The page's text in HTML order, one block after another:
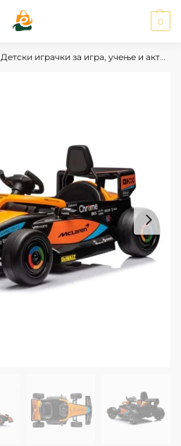
0
Детски играчки за игра, учење и активности